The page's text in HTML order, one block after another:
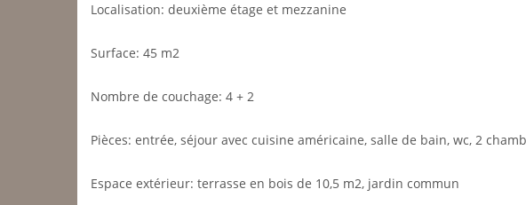
Localisation: deuxième étage et mezzanine
Surface: 45 m2
Nombre de couchage: 4 + 2
Pièces: entrée, séjour avec cuisine américaine, salle de bain, wc, 2
Espace extérieur: terrasse en bois de 10,5 m2, jardin commun